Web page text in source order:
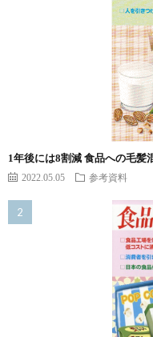
1年後には8割減 食品への毛髪
2022.05.05 参考資料